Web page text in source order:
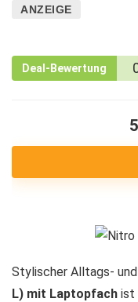
ANZEIGE
Deal-Bewertung
Stylischer Alltags-
L) mit Laptopfach ist